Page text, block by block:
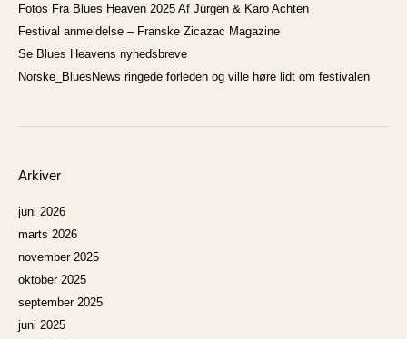
Fotos Fra Blues Heaven 2025 Af Jürgen & Karo Achten
Festival anmeldelse – Franske Zicazac Magazine
Se Blues Heavens nyhedsbreve
Norske_BluesNews ringede forleden og ville høre lidt om festivalen
Arkiver
juni 2026
marts 2026
november 2025
oktober 2025
september 2025
juni 2025